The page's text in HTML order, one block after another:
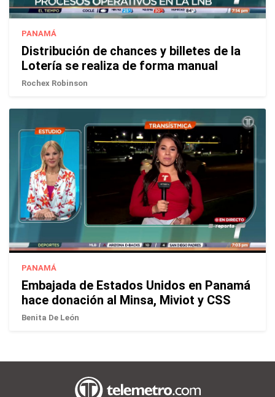
PANAMÁ
Distribución de chances y billetes de la
Lotería se realiza de forma manual
Rochex Robinson
PANAMÁ
Embajada de Estados Unidos en Panamá
hace donación al Minsa, Miviot y CSS
Benita De León